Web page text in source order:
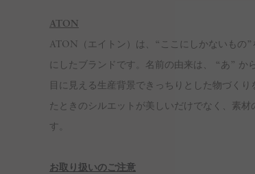
ATON
ATON（エイトン）は、“ここにしかないもの
にしたブランドです。名前の由来は、 “あ”
目に見える生産背景できっちりとした物づく
たときのシルエットが美しいだけでなく、素
す。
お取り扱いのご注意